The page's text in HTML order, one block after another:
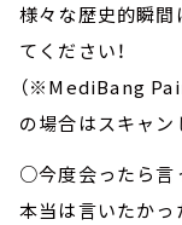
様々な歴史的瞬
てください！
（※MediBang
の場合はスキャン
○今度会ったら言
本当は言いたかっ